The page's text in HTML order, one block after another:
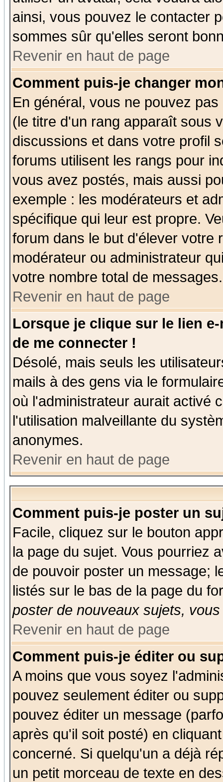
ainsi, vous pouvez le contacter
sommes sûr qu'elles seront
Revenir en haut de page
Comment puis-je changer
En général, vous ne pouvez
(le titre d'un rang apparaît sous
discussions et dans votre profil
forums utilisent les rangs pour
vous avez postés, mais aussi
exemple : les modérateurs et
spécifique qui leur est propre.
forum dans le but d'élever votre
modérateur ou administrateur
votre nombre total de messages.
Revenir en haut de page
Lorsque je clique sur le lien
de me connecter !
Désolé, mais seuls les
mails à des gens via le
où l'administrateur aurait activé
l'utilisation malveillante du
anonymes.
Revenir en haut de page
Comment puis-je poster un
Facile, cliquez sur le bouton
la page du sujet. Vous pourriez
de pouvoir poster un message;
listés sur le bas de la page du
poster de nouveaux sujets,
Revenir en haut de page
Comment puis-je éditer ou
A moins que vous soyez
pouvez seulement éditer ou
pouvez éditer un message
après qu'il soit posté) en
concerné. Si quelqu'un a déjà
un petit morceau de texte en